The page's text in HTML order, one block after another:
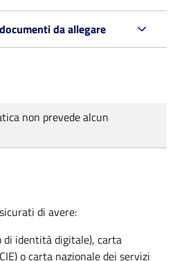
da allegare
non prevede alcun
di avere:
di identità digitale), carta
o carta nazionale dei servizi